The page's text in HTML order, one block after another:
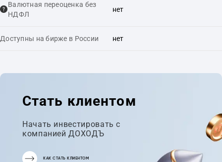
Валютная переоценка без
НДФЛ
нет
Доступны на бирже в России нет
Стать клиентом
Начать инвестировать с
компанией ДОХОДЪ
КАК СТАТЬ КЛИЕНТОМ